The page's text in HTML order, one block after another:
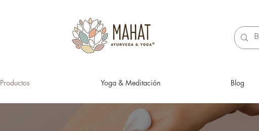
Productos Yoga & Meditación Blog